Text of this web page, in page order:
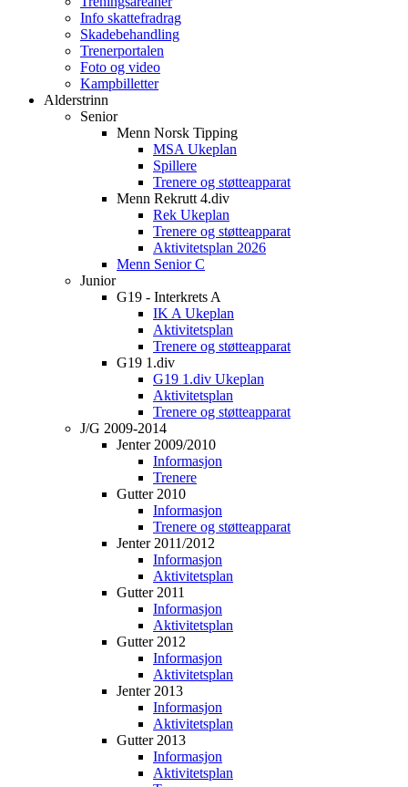
Info skattefradrag
Skadebehandling
Trenerportalen
Foto og video
Kampbilletter
Alderstrinn
Senior
Menn Norsk Tipping
MSA Ukeplan
Spillere
Trenere og støtteapparat
Menn Rekrutt 4.div
Rek Ukeplan
Trenere og støtteapparat
Aktivitetsplan 2026
Menn Senior C
Junior
G19 - Interkrets A
IK A Ukeplan
Aktivitetsplan
Trenere og støtteapparat
G19 1.div
G19 1.div Ukeplan
Aktivitetsplan
Trenere og støtteapparat
J/G 2009-2014
Jenter 2009/2010
Informasjon
Trenere
Gutter 2010
Informasjon
Trenere og støtteapparat
Jenter 2011/2012
Informasjon
Aktivitetsplan
Gutter 2011
Informasjon
Aktivitetsplan
Gutter 2012
Informasjon
Aktivitetsplan
Jenter 2013
Informasjon
Aktivitetsplan
Gutter 2013
Informasjon
Aktivitetsplan